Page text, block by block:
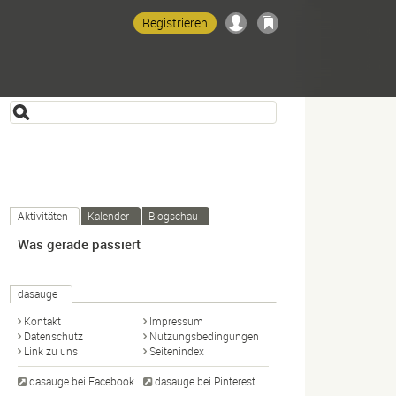
Registrieren
Aktivitäten Kalender Blogschau
Was gerade passiert
dasauge
Kontakt
Impressum
Datenschutz
Nutzungsbedingungen
Link zu uns
Seitenindex
dasauge bei Facebook dasauge bei Pinterest